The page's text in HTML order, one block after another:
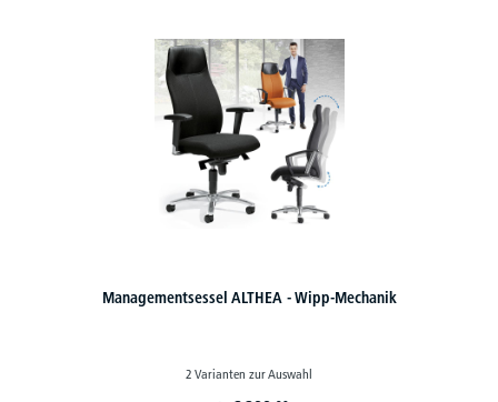
- Wipp-Mechanik Bürostuhl VADINO - Vielfalt